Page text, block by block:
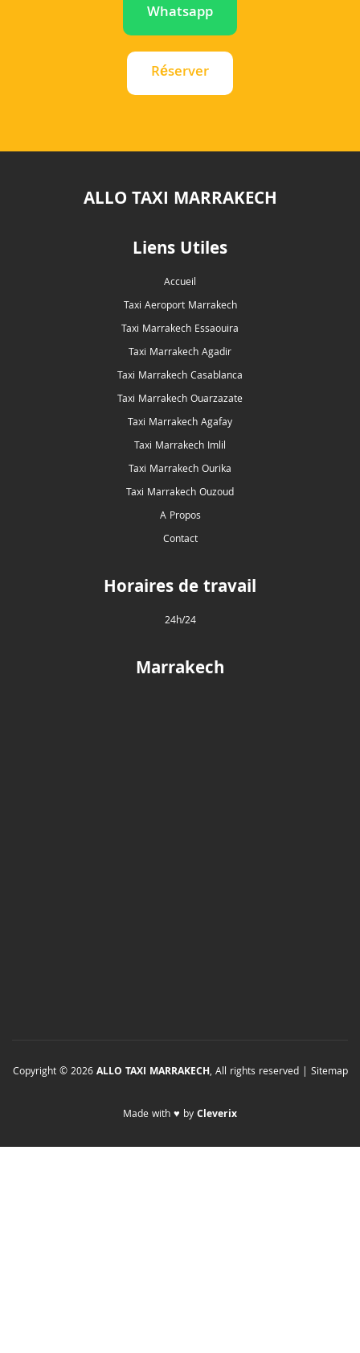
Whatsapp
Réserver
ALLO TAXI MARRAKECH
Liens Utiles
Accueil
Taxi Aeroport Marrakech
Taxi Marrakech Essaouira
Taxi Marrakech Agadir
Taxi Marrakech Casablanca
Taxi Marrakech Ouarzazate
Taxi Marrakech Agafay
Taxi Marrakech Imlil
Taxi Marrakech Ourika
Taxi Marrakech Ouzoud
A Propos
Contact
Horaires de travail
24h/24
Marrakech
Copyright © 2026ALLO TAXI MARRAKECH, All rights reserved | Sitemap
Made with ♥ byCleverix